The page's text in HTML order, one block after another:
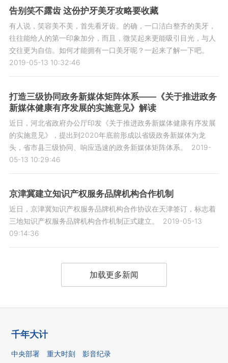
告别笑不露齿 这份护牙美牙攻略要收藏
有人说，笑容美不美，首先看牙齿。的确，一口洁白整齐的美牙，
往往能给人的第一印象加分，而且，微笑起来更能吸引目光，与人
交往更为自信。如何才能拥有一口美牙呢？一起来了解一下吧。
2019-05-13 10:32:46
打造三级协同政务新媒体矩阵体系——《关于推进政务
新媒体健康有序发展的实施意见》解读
近日，河北省政府办公厅印发《关于推进政务新媒体健康有序发展
的实施意见》，提出到2020年底前形成以省级政务新媒体为龙
头，省市县三级协同、响应迅速的政务新媒体矩阵体系。
2019-
05-13 10:29:46
京津冀建立知识产权服务品牌机构合作机制
近日，京津冀知识产权服务品牌机构合作协议在天津签订，标志着
三地知识产权服务品牌机构合作机制正式建立。
2019-05-13
09:14:36
加载更多新闻
千年大计
中央部署 重大时刻 影音纪录